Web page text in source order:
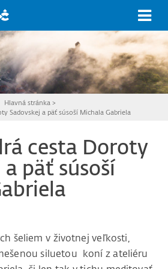
Hlavná stránka >
Sadovskej a päť súsoší Michala Gabriela
cesta Doroty
a päť súsoší
šeliem v životnej veľkosti,
siluetou koní z ateliéru